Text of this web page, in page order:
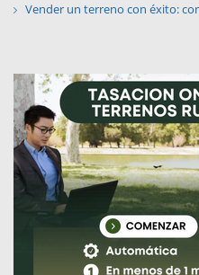
Vender un terreno con éxito: